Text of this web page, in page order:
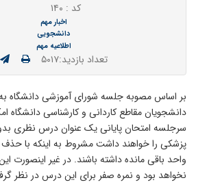
کد : ۱۴۰
اخبار مهم
دانشجویی
اطلاعیه مهم
تعداد بازدید:۵۰۱۷
دانشجویان مقاطع کاردانی و کارشناسی دانشگاه
سرجلسه امتحان پایانی یک عنوان درس نظری
واحد باقی مانده داشته باشند. در غیر اینصورت
نخواهد بود و نمره صفر برای این درس در نظر